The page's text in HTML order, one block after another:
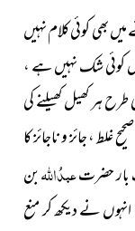
بھی کوئی کلام نہیں
کوئی شک نہیں ہے ،
ہر کھیل کھیلنے کی
، جائز و ناجائز کا
بار حضرتعبدُاللہبن
، انہوں نے دیکھ کر منع